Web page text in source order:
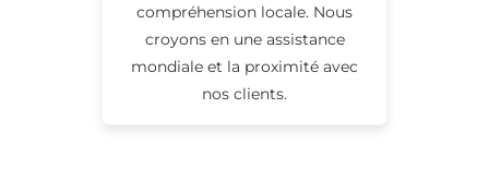
compréhension locale. Nous
croyons en une assistance
mondiale et la proximité avec
nos clients.